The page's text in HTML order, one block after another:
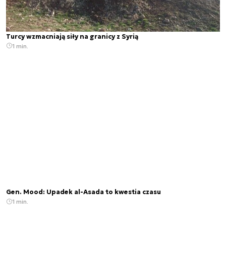
Turcy wzmacniają siły na granicy z Syrią
1 min.
Gen. Mood: Upadek al-Asada to kwestia czasu
1 min.